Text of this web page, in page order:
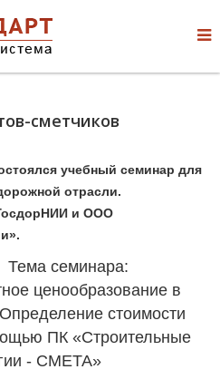
сметчиков
учебный семинар для
отрасли.
и ООО
Тема семинара:
ценообразование в
стоимости
ПК «Строительные
- СМЕТА»